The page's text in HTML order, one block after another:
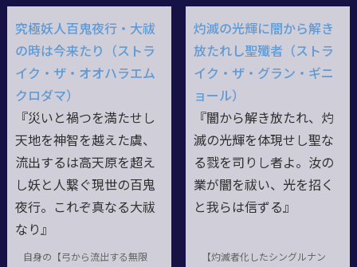
究極妖人百鬼夜行・大祓
の時は今来たり（ストラ
イク・ザ・オオハラエム
クロダマ）
『災いと禍つを満たせし
天地を神智を越えた虞、
流出するは高天原を超え
し妖と人繋ぐ現世の百鬼
夜行。これぞ真なる大祓
なり』
自身の【弓から流出する無限
灼滅の光輝に闇から解き
放たれし聖殲者（ストラ
イク・ザ・グラン・ギニ
ョール）
『闇から解き放たれ、灼
滅の光輝を体現せし聖な
る戮を司りし者よ。汝の
業が闇を祓い、光を招く
と我らは信ずる』
【灼滅者化したシングルナン